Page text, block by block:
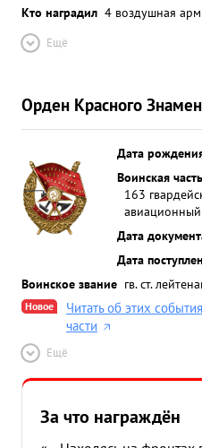
Кто наградил 4 воздушная
Ещё
Орден Красного
Дата
Воинская часть
163
Дата
Дата
Воинское звание гв. ст.
Новое
Читать об этих
части
Ещё
За что награждён